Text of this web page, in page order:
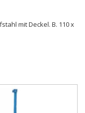
mit Deckel. B. 110 x